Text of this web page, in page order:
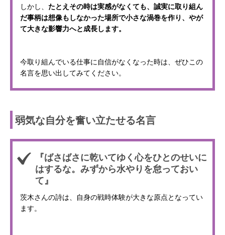
しかし、 たとえその時は実感がなくても、誠実に取り組ん
だ事柄は想像もしなかった場所で小さな渦巻を作り、やが
て大きな影響力へと成長します。
今取り組んでいる仕事に自信がなくなった時は、ぜひこの
名言を思い出してみてください。
弱気な自分を奮い立たせる名言
『ばさばさに乾いてゆく心をひとのせいに
はするな。みずから水やりを怠っておい
て』
茨木さんの詩は、自身の戦時体験が大きな原点となってい
ます。